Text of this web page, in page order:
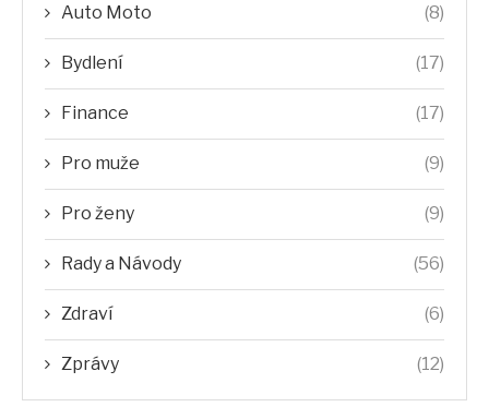
Auto Moto (8)
Bydlení (17)
Finance (17)
Pro muže (9)
Pro ženy (9)
Rady a Návody (56)
Zdraví (6)
Zprávy (12)